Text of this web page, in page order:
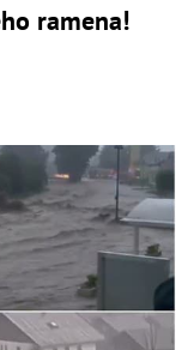
ramena!